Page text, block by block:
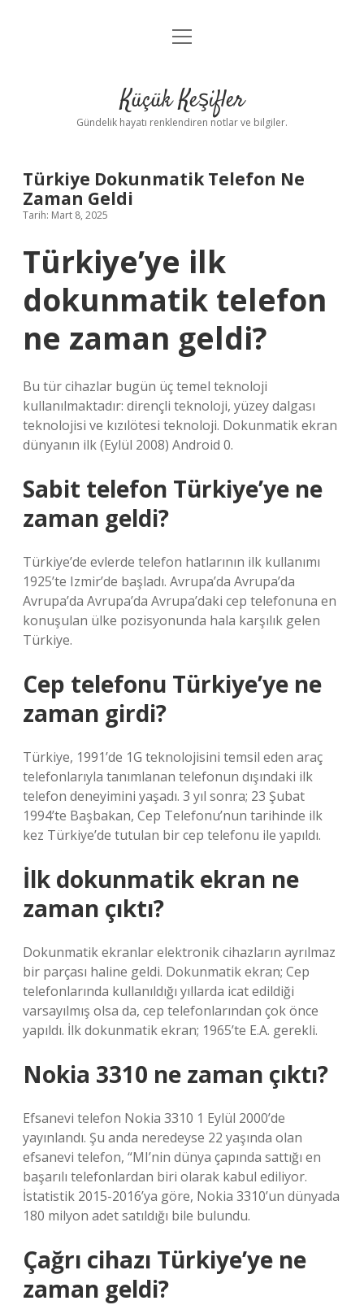
Anasayfa
Yasal Uyarı
menüyü
Küçük Keşifler
Gündelik hayatı renklendiren notlar ve bilgiler.
Türkiye Dokunmatik Telefon Ne
Zaman Geldi
Tarih: Mart 8, 2025
Türkiye’ye ilk
dokunmatik telefon
ne zaman geldi?
Bu tür cihazlar bugün üç temel teknoloji
kullanılmaktadır: dirençli teknoloji, yüzey dalgası
teknolojisi ve kızılötesi teknoloji. Dokunmatik ekran
dünyanın ilk (Eylül 2008) Android 0.
Sabit telefon Türkiye’ye ne
zaman geldi?
Türkiye’de evlerde telefon hatlarının ilk kullanımı
1925’te Izmir’de başladı. Avrupa’da Avrupa’da
Avrupa’da Avrupa’da Avrupa’daki cep telefonuna en
konuşulan ülke pozisyonunda hala karşılık gelen
Türkiye.
Cep telefonu Türkiye’ye ne
zaman girdi?
Türkiye, 1991’de 1G teknolojisini temsil eden araç
telefonlarıyla tanımlanan telefonun dışındaki ilk
telefon deneyimini yaşadı. 3 yıl sonra; 23 Şubat
1994’te Başbakan, Cep Telefonu’nun tarihinde ilk
kez Türkiye’de tutulan bir cep telefonu ile yapıldı.
İlk dokunmatik ekran ne
zaman çıktı?
Dokunmatik ekranlar elektronik cihazların ayrılmaz
bir parçası haline geldi. Dokunmatik ekran; Cep
telefonlarında kullanıldığı yıllarda icat edildiği
varsayılmış olsa da, cep telefonlarından çok önce
yapıldı. İlk dokunmatik ekran; 1965’te E.A. gerekli.
Nokia 3310 ne zaman çıktı?
Efsanevi telefon Nokia 3310 1 Eylül 2000’de
yayınlandı. Şu anda neredeyse 22 yaşında olan
efsanevi telefon, “MI’nin dünya çapında sattığı en
başarılı telefonlardan biri olarak kabul ediliyor.
İstatistik 2015-2016’ya göre, Nokia 3310’un dünyada
180 milyon adet satıldığı bile bulundu.
Çağrı cihazı Türkiye’ye ne
zaman geldi?